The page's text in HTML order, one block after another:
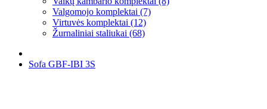
Valgomojo komplektai (7)
Virtuvės komplektai (12)
Žurnaliniai staliukai (68)
Sofa GBF-IBI 3S